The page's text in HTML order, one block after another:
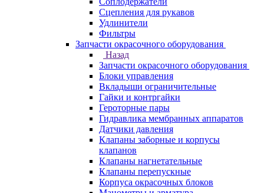
Сцепления для рукавов
Удлинители
Фильтры
Запчасти окрасочного оборудования
Назад
Запчасти окрасочного оборудования
Блоки управления
Вкладыши ограничительные
Гайки и контргайки
Героторные пары
Гидравлика мембранных аппаратов
Датчики давления
Клапаны заборные и корпусы
клапанов
Клапаны нагнетательные
Клапаны перепускные
Корпуса окрасочных блоков